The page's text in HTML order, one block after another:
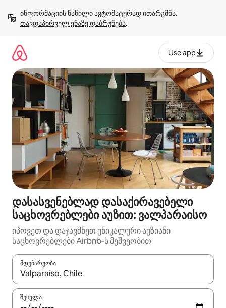
გადასვლა
თავდაპირველ ენაზე დაბრუნება.
Use app
დასასვენებლად დასაქირავებელი
საცხოვრებლები აუზით: ვალპარაისო
იპოვეთ და დაჯავშნეთ უნიკალური აუზიანი
საცხოვრებლები Airbnb‑ს მეშვეობით
მდებარეობა
როცა შედეგები ხელმისაწვდომი გახდება, ნავიგაციისთვის
შესვლა